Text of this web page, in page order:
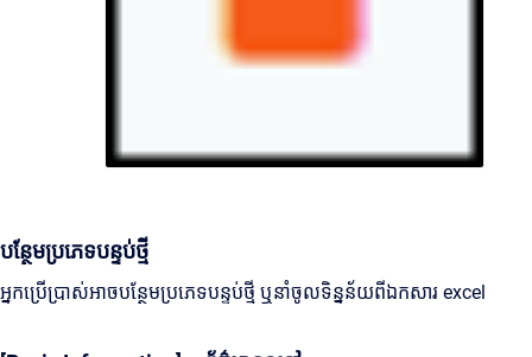
បន្ថែមប្រភេទបន្ទប់ថ្មី
អ្នកប្រើប្រាស់អាចបន្ថែមប្រភេទបន្ទប់ថ្មី ឬនាំចូលទិន្នន័យពីឯកសារ excel